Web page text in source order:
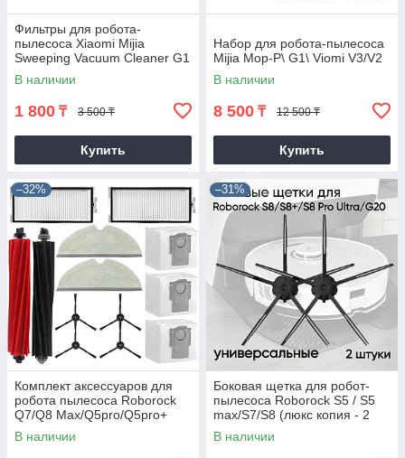
Фильтры для робота-
пылесоса Xiaomi Mijia
Sweeping Vacuum Cleaner G1
(1 штука)
В наличии
1 800 ₸ 3 500 ₸
Купить
Набор для робота-пылесоса
Mijia Mop-P\ G1\ Viomi V3/V2
В наличии
8 500 ₸ 12 500 ₸
Купить
–32%
Комплект аксессуаров для
робота пылесоса Roborock
Q7/Q8 Max/Q5pro/Q5pro+
В наличии
–31%
Боковая щетка для робот-
пылесоса Roborock S5 / S5
max/S7/S8 (люкс копия - 2
штуки)
В наличии